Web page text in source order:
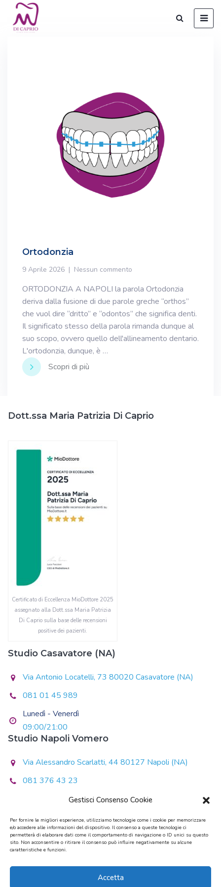
Gestisci Consenso Cookie
Per fornire le migliori esperienze, utilizziamo tecnologie come i cookie per memorizzare
e/o accedere alle informazioni del dispositivo. Il consenso a queste tecnologie ci
permetterà di elaborare dati come il comportamento di navigazione o ID unici su questo
sito. Non acconsentire o ritirare il consenso può influire negativamente su alcune
caratteristiche e funzioni.
Accetta
Ortodonzia
9 Aprile 2026 Nessun commento
ORTODONZIA A NAPOLI la parola Ortodonzia
deriva dalla fusione di due parole greche “orthos”
che vuol dire “dritto” e “odontos” che significa denti.
Il significato stesso della parola rimanda dunque al
suo scopo, ovvero quello dell'allineamento dentario.
L'ortodonzia, dunque, è …
Scopri di più
Dott.ssa Maria Patrizia Di Caprio
Certificato di Eccellenza MioDottore 2025
assegnato alla Dott.ssa Maria Patrizia
Di Caprio sulla base delle recensioni
positive dei pazienti.
Studio Casavatore (NA)
Via Antonio Locatelli, 73 80020 Casavatore (NA)
081 01 45 989
Lunedì - Venerdì
09:00/21:00
Studio Napoli Vomero
Via Alessandro Scarlatti, 44 80127 Napoli (NA)
081 376 43 23
Lunedì - Giovedì
Martedì - Mercoledì - Venerdì
10:00/13:00 - 14:00/19:00